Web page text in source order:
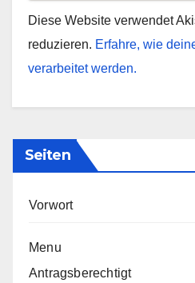
Diese Website verwendet
reduzieren. Erfahre, wie
verarbeitet werden.
Seiten
Vorwort
Menu
Antragsberechtigt